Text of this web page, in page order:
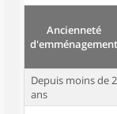
Ancienneté
d'emménagement
Depuis moins de 2
ans